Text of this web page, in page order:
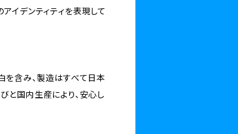
イデンティティを表現して
を含み、製造はすべて日本
と国内生産により、安心し